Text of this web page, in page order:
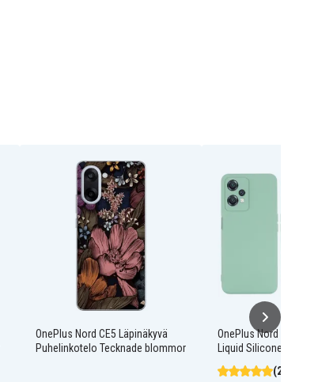
OnePlus Nord CE5 Läpinäkyvä
Puhelinkotelo Tecknade blommor
OnePlus Nord CE 2
Liquid Silicone kuori -
(2)